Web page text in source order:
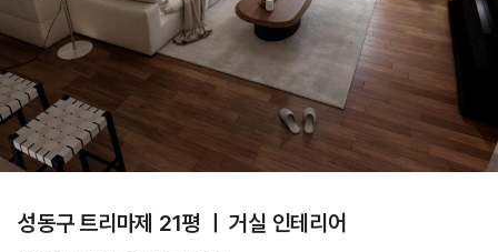
성동구 트리마제 21평 ㅣ 거실 인테리어